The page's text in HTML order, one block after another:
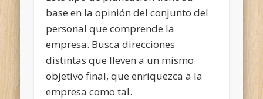
base en la opinión del conjunto del
personal que comprende la
empresa. Busca direcciones
distintas que lleven a un mismo
objetivo final, que enriquezca a la
empresa como tal.